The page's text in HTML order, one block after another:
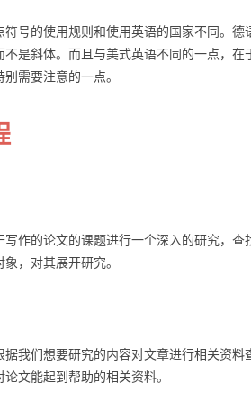
号的使用规则和使用英语的国家不同。
是斜体。而且与美式英语不同的一点，
需要注意的一点。
作的论文的课题进行一个深入的研究，
，对其展开研究。
我们想要研究的内容对文章进行相关资
文能起到帮助的相关资料。